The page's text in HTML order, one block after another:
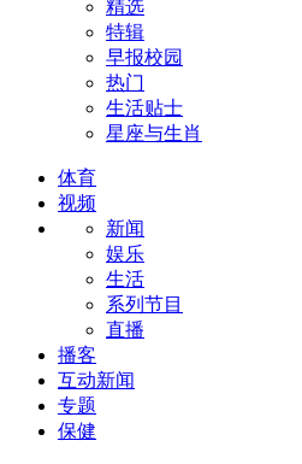
精选
特辑
早报校园
热门
生活贴士
星座与生肖
体育
视频
新闻
娱乐
生活
系列节目
直播
播客
互动新闻
专题
保健